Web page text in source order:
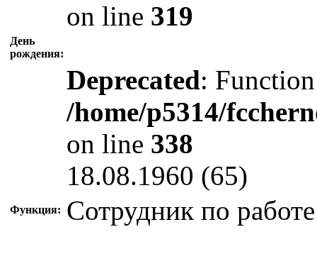
День
рождения:
on line 319
Deprecated:
/home/p5314/
on line 338
18.08.1960 (65)
Функция: Сотрудник по